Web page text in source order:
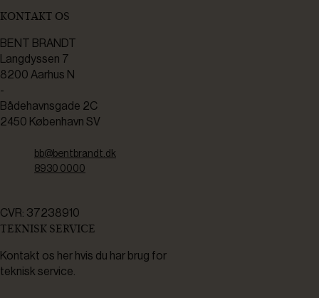
KONTAKT OS
BENT BRANDT
Langdyssen 7
8200 Aarhus N
-
Bådehavnsgade 2C
2450 København SV
bb@bentbrandt.dk
8930 0000
CVR: 37238910
TEKNISK SERVICE
Kontakt os her hvis du har brug for
teknisk service.